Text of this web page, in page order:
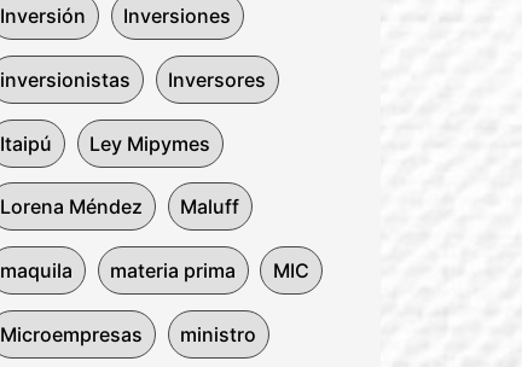
Inversión Inversiones
inversionistas Inversores
Itaipú Ley Mipymes
Lorena Méndez Maluff
maquila materia prima MIC
Microempresas ministro